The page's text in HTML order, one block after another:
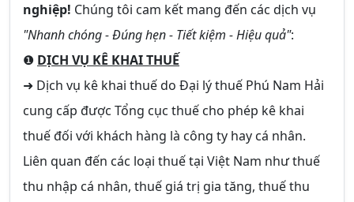
nghiệp! Chúng tôi cam kết mang đến các dịch vụ
"Nhanh chóng - Đúng hẹn - Tiết kiệm - Hiệu quả":
❶ DỊCH VỤ KÊ KHAI THUẾ
➜ Dịch vụ kê khai thuế do Đại lý thuế Phú Nam Hải
cung cấp được Tổng cục thuế cho phép kê khai
thuế đối với khách hàng là công ty hay cá nhân.
Liên quan đến các loại thuế tại Việt Nam như thuế
thu nhập cá nhân, thuế giá trị gia tăng, thuế thu